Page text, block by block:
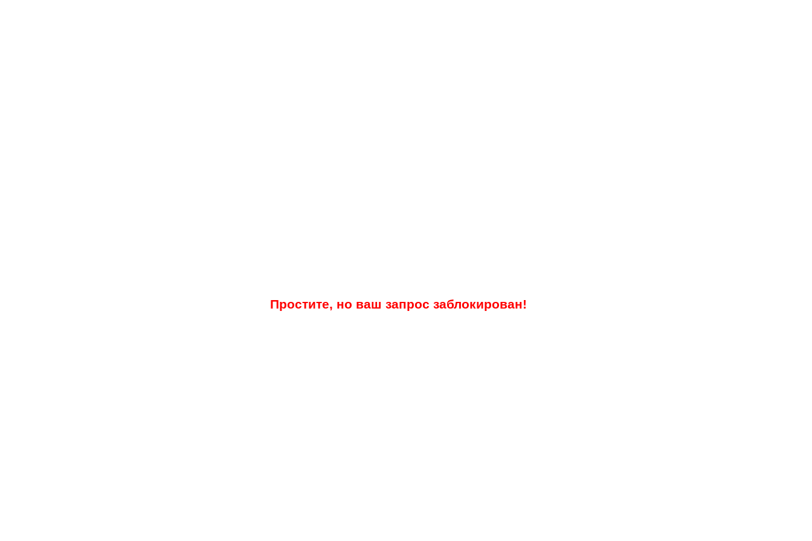
Простите, но ваш запрос заблокирован!